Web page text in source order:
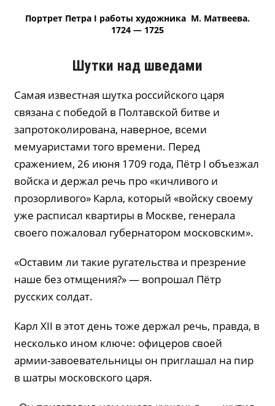
Портрет Петра I работы художника М. Матвеева.
1724 — 1725
Шутки над шведами
Самая известная шутка российского царя
связана с победой в Полтавской битве и
запротоколирована, наверное, всеми
мемуаристами того времени. Перед
сражением, 26 июня 1709 года, Пётр I объезжал
войска и держал речь про «кичливого и
прозорливого» Карла, который «войску своему
уже расписал квартиры в Москве, генерала
своего пожаловал губернатором московским».
«Оставим ли такие ругательства и презрение
наше без отмщения?» — вопрошал Пётр
русских солдат.
Карл XII в этот день тоже держал речь, правда, в
несколько ином ключе: офицеров своей
армии-завоевательницы он приглашал на пир
в шатры московского царя.